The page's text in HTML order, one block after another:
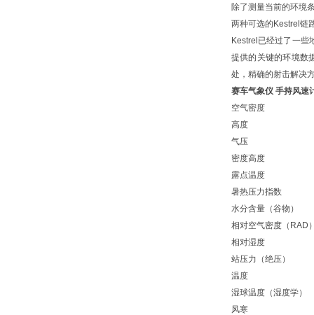
除了测量当前的环境
两种可选的Kestrel链
Kestrel已经过了一些
提供的关键的环境数
处，精确的射击解决
赛车气象仪 手持风速
空气密度
高度
气压
密度高度
露点温度
暑热压力指数
水分含量（谷物）
相对空气密度（RAD
相对湿度
站压力（绝压）
温度
湿球温度（湿度学）
风寒